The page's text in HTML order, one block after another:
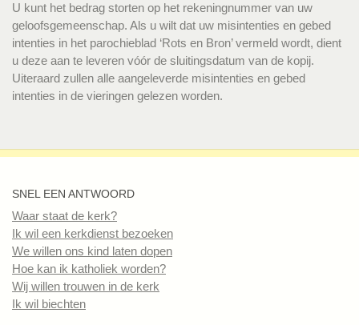
U kunt het bedrag storten op het rekeningnummer van uw
geloofsgemeenschap. Als u wilt dat uw misintenties en gebed
intenties in het parochieblad ‘Rots en Bron’ vermeld wordt, dient
u deze aan te leveren vóór de sluitingsdatum van de kopij.
Uiteraard zullen alle aangeleverde misintenties en gebed
intenties in de vieringen gelezen worden.
SNEL EEN ANTWOORD
Waar staat de kerk?
Ik wil een kerkdienst bezoeken
We willen ons kind laten dopen
Hoe kan ik katholiek worden?
Wij willen trouwen in de kerk
Ik wil biechten